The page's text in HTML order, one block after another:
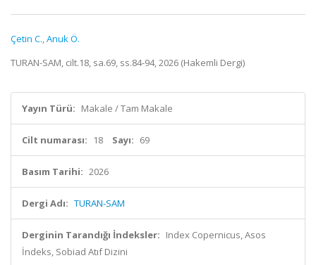
Çetin C.,Anuk Ö.
TURAN-SAM, cilt.18, sa.69, ss.84-94, 2026 (Hakemli Dergi)
Yayın Türü: Makale / Tam Makale
Cilt numarası: 18 Sayı: 69
Basım Tarihi: 2026
Dergi Adı: TURAN-SAM
Derginin Tarandığı İndeksler: Index Copernicus, Asos
İndeks, Sobiad Atıf Dizini